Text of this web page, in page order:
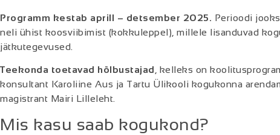
Programm kestab aprill – detsember 2025. Perioodi
neli ühist koosviibimist (kokkuleppel), millele lisanduvad
jätkutegevused.
Teekonda toetavad hõlbustajad , kelleks on
konsultant Karoliine Aus ja Tartu Ülikooli kogukonna
magistrant Mairi Lilleleht.
Mis kasu saab kogukond?